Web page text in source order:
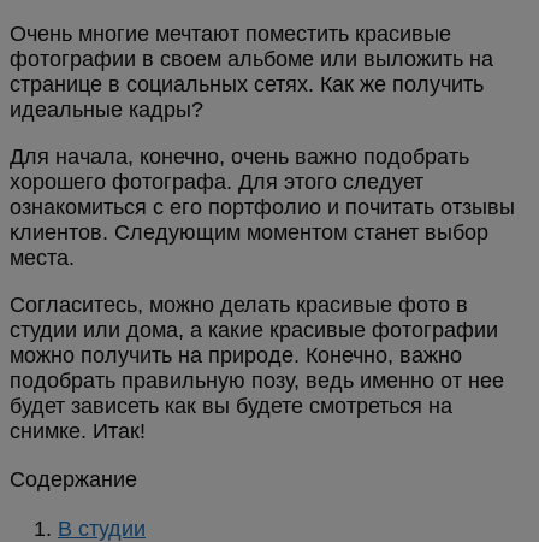
Очень многие мечтают поместить красивые
фотографии в своем альбоме или выложить на
странице в социальных сетях. Как же получить
идеальные кадры?
Для начала, конечно, очень важно подобрать
хорошего фотографа. Для этого следует
ознакомиться с его портфолио и почитать отзывы
клиентов. Следующим моментом станет выбор
места.
Согласитесь, можно делать красивые фото в
студии или дома, а какие красивые фотографии
можно получить на природе. Конечно, важно
подобрать правильную позу, ведь именно от нее
будет зависеть как вы будете смотреться на
снимке. Итак!
Содержание
В студии